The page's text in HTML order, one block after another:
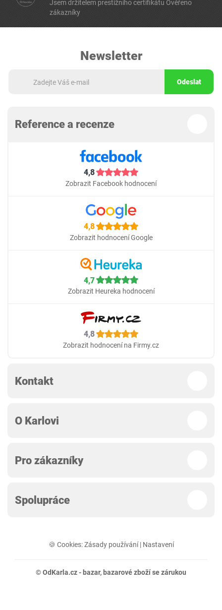
Jsem držitelem prestižního certifikátu Ověřeno
zákazníky
Newsletter
Odeslat
Reference a recenze
4,8
Zobrazit Facebook hodnocení
4,8
Zobrazit hodnocení Google
4,7
Zobrazit Heureka hodnocení
4,8
Zobrazit hodnocení na Firmy.cz
Kontakt
O Karlovi
Pro zákazníky
Spolupráce
🍪 Cookies:Zásady používání| Nastavení
© OdKarla.cz - bazar, bazarové zboží se zárukou